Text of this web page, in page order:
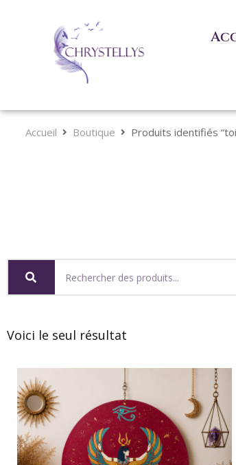
Accueil Boutique Produits identifiés
Voici le seul résultat